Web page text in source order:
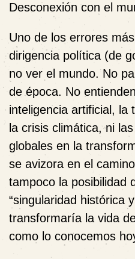
Desconexión con el
Uno de los errores
dirigencia política (de
no ver el mundo. No
de época. No
inteligencia artificial, la
la crisis climática, ni
globales en la
se avizora en el
tampoco la posibilidad
“singularidad histórica
transformaría la vida
como lo conocemos